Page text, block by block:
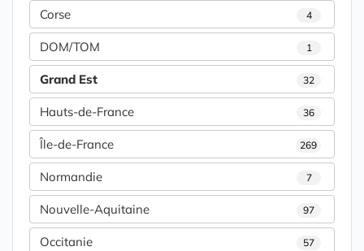
Corse 4
DOM/TOM 1
Grand Est 32
Hauts-de-France 36
Île-de-France 269
Normandie 7
Nouvelle-Aquitaine 97
Occitanie 57